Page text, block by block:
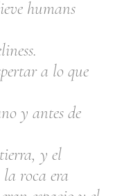
humans
a lo que
y antes de
y el
roca era